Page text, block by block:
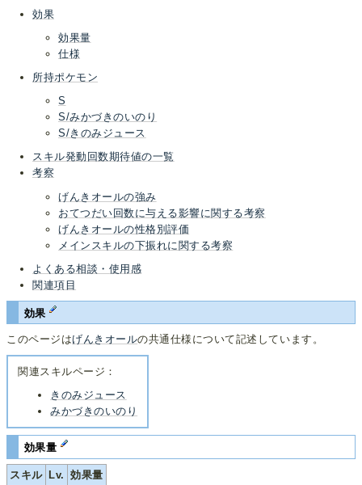
効果
効果量
仕様
所持ポケモン
S
S/みかづきのいのり
S/きのみ­ジュース
スキル発動回数期待値の一覧
考察
げんきオールの強み
おてつだい回数に与える影響に関する考察
げんきオールの性格別評価
メインスキルの下振れに関する考察
よくある相談・使用感
関連項目
効果
このページはげんきオールの共通仕様について記述しています。
関連スキルページ：
きのみジュース
みかづきのいのり
効果量
スキル Lv. 効果量